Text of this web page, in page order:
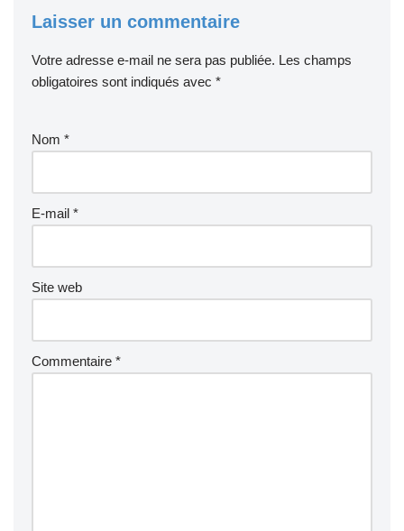
Laisser un commentaire
Votre adresse e-mail ne sera pas publiée. Les champs
obligatoires sont indiqués avec *
Nom *
E-mail *
Site web
Commentaire *